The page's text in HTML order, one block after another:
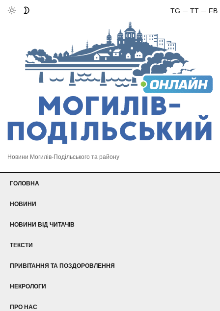
FB
TT
TG
Новини Могилів-Подільського та району
ГОЛОВНА
НОВИНИ
НОВИНИ ВІД ЧИТАЧІВ
ТЕКСТИ
ПРИВІТАННЯ ТА ПОЗДОРОВЛЕННЯ
НЕКРОЛОГИ
ПРО НАС